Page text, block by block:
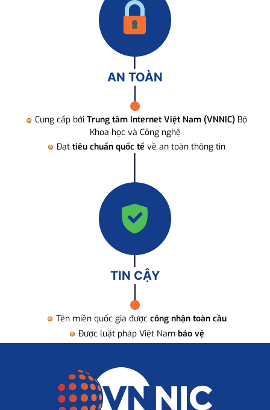
AN TOÀN
Cung cấp bởi Trung tâm Internet Việt Nam (VNNIC) Bộ
Khoa học và Công nghệ
Đạt tiêu chuẩn quốc tế về an toàn thông tin
TIN CẬY
Tên miền quốc gia được công nhận toàn cầu
Được luật pháp Việt Nam bảo vệ